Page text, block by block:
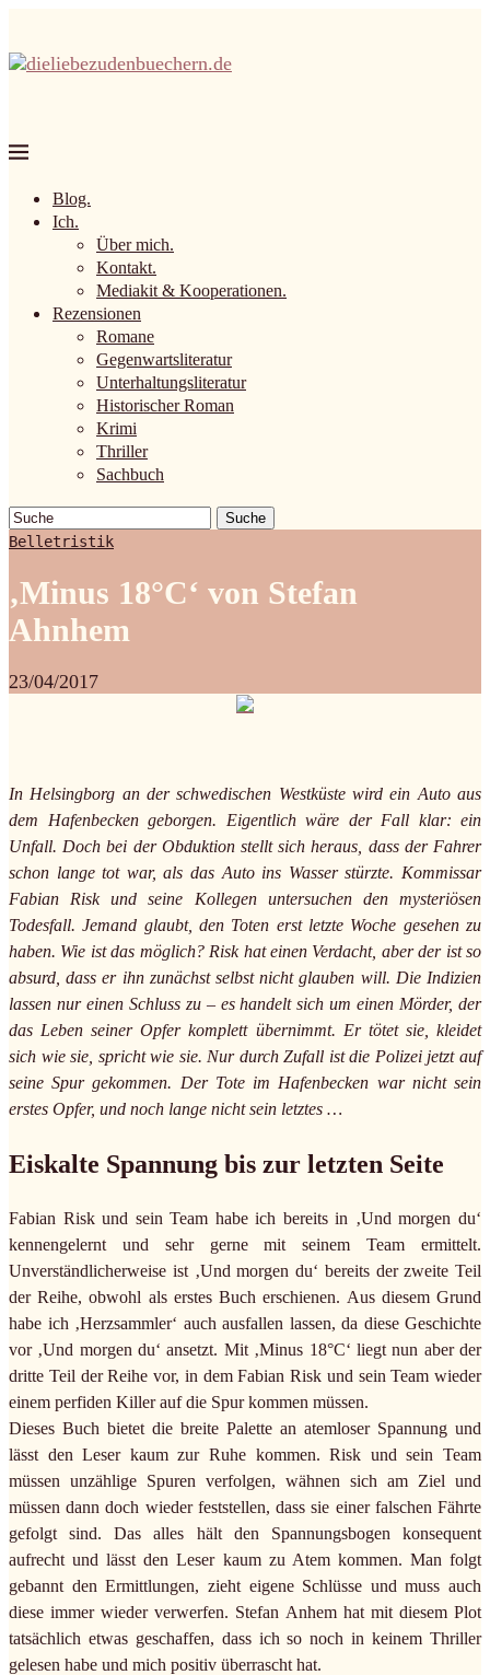
Blog.
Ich.
Über mich.
Kontakt.
Mediakit & Kooperationen.
Rezensionen
Romane
Gegenwartsliteratur
Unterhaltungsliteratur
Historischer Roman
Krimi
Thriller
Sachbuch
Suche
Belletristik
‚Minus 18°C‘ von Stefan
Ahnhem
23/04/2017
In Helsingborg an der schwedischen Westküste wird ein Auto aus
dem Hafenbecken geborgen. Eigentlich wäre der Fall klar: ein
Unfall. Doch bei der Obduktion stellt sich heraus, dass der Fahrer
schon lange tot war, als das Auto ins Wasser stürzte. Kommissar
Fabian Risk und seine Kollegen untersuchen den mysteriösen
Todesfall. Jemand glaubt, den Toten erst letzte Woche gesehen zu
haben. Wie ist das möglich? Risk hat einen Verdacht, aber der ist so
absurd, dass er ihn zunächst selbst nicht glauben will. Die Indizien
lassen nur einen Schluss zu – es handelt sich um einen Mörder, der
das Leben seiner Opfer komplett übernimmt. Er tötet sie, kleidet
sich wie sie, spricht wie sie. Nur durch Zufall ist die Polizei jetzt auf
seine Spur gekommen. Der Tote im Hafenbecken war nicht sein
erstes Opfer, und noch lange nicht sein letztes …
Eiskalte Spannung bis zur letzten Seite
Fabian Risk und sein Team habe ich bereits in ‚Und morgen du‘
kennengelernt und sehr gerne mit seinem Team ermittelt.
Unverständlicherweise ist ‚Und morgen du‘ bereits der zweite Teil
der Reihe, obwohl als erstes Buch erschienen. Aus diesem Grund
habe ich ‚Herzsammler‘ auch ausfallen lassen, da diese Geschichte
vor ‚Und morgen du‘ ansetzt. Mit ‚Minus 18°C‘ liegt nun aber der
dritte Teil der Reihe vor, in dem Fabian Risk und sein Team wieder
einem perfiden Killer auf die Spur kommen müssen.
Dieses Buch bietet die breite Palette an atemloser Spannung und
lässt den Leser kaum zur Ruhe kommen. Risk und sein Team
müssen unzählige Spuren verfolgen, wähnen sich am Ziel und
müssen dann doch wieder feststellen, dass sie einer falschen Fährte
gefolgt sind. Das alles hält den Spannungsbogen konsequent
aufrecht und lässt den Leser kaum zu Atem kommen. Man folgt
gebannt den Ermittlungen, zieht eigene Schlüsse und muss auch
diese immer wieder verwerfen. Stefan Anhem hat mit diesem Plot
tatsächlich etwas geschaffen, dass ich so noch in keinem Thriller
gelesen habe und mich positiv überrascht hat.